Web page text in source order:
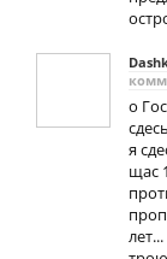
о
я
щас